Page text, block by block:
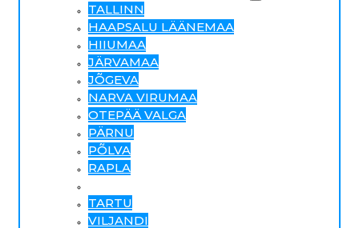
TALLINN
HAAPSALU LÄÄNEMAA
HIIUMAA
JÄRVAMAA
JÕGEVA
NARVA VIRUMAA
OTEPÄÄ VALGA
PÄRNU
PÕLVA
RAPLA
TARTU
VILJANDI